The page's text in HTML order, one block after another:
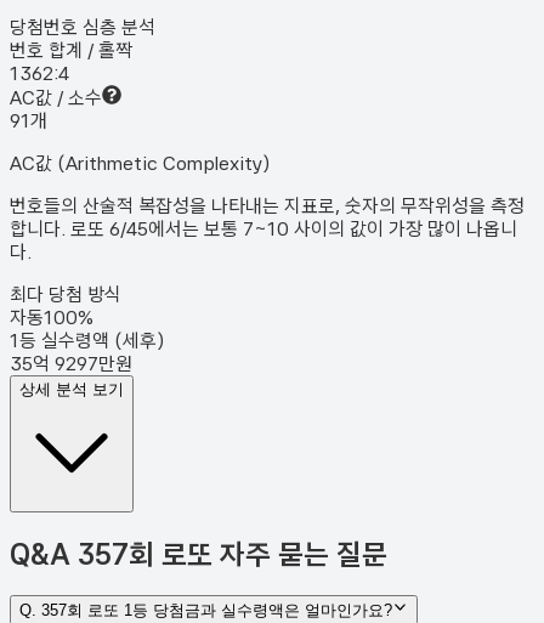
당첨번호 심층 분석
번호 합계 / 홀짝
1362:4
AC값 / 소수
91개
AC값 (Arithmetic Complexity)
번호들의 산술적 복잡성을 나타내는 지표로, 숫자의 무작위성을 측정
합니다. 로또 6/45에서는 보통 7~10 사이의 값이 가장 많이 나옵니
다.
최다 당첨 방식
자동100%
1등 실수령액 (세후)
35억 9297만원
상세 분석 보기
Q&A 357회 로또 자주 묻는 질문
Q. 357회 로또 1등 당첨금과 실수령액은 얼마인가요?